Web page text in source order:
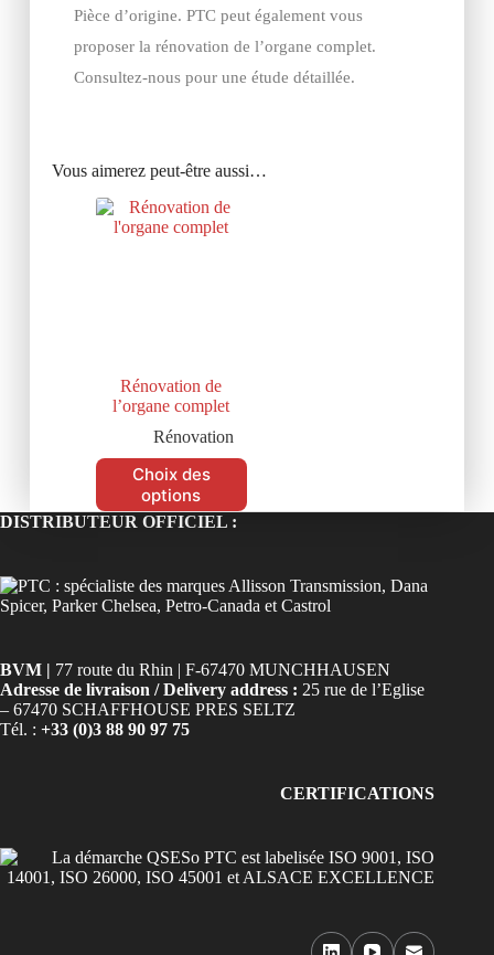
Pièce d’origine. PTC peut également vous
proposer la rénovation de l’organe complet.
Consultez-nous pour une étude détaillée.
Vous aimerez peut-être aussi…
Rénovation de
l’organe complet
Rénovation
Choix des
options
DISTRIBUTEUR OFFICIEL :
BVM | 77 route du Rhin | F-67470 MUNCHHAUSEN
Adresse de livraison / Delivery address : 25 rue de l’Eglise
– 67470 SCHAFFHOUSE PRES SELTZ
Tél. : +33 (0)3 88 90 97 75
CERTIFICATIONS